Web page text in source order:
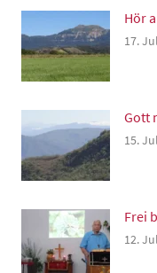
Hör
17.
Gott
15.
Frei
12.